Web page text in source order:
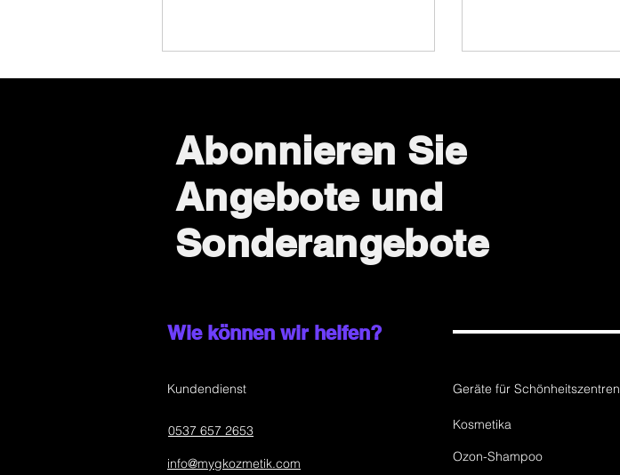
Abonnieren Sie
Angebote und
Sonderangebote
Wie können wir helfen?
Kundendienst
0537 657 2653
info@mygkozmetik.com
Geräte für Schönheitszentren
Kosmetika
Ozon-Shampoo